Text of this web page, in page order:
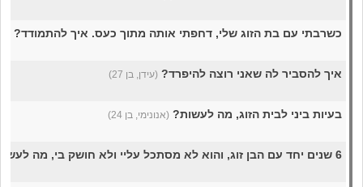
כשרבתי עם בת הזוג שלי, דחפתי אותה מתוך כעס. איך להתמודד?
איך להסביר לה שאני רוצה להיפרד? (עידן, בן 27)
בעיות ביני לבית הזוג, מה לעשות? (אנונימי, בן 24)
6 שנים יחד עם הבן זוג, והוא לא מסתכל עליי ולא חושק בי, מה לעשות?